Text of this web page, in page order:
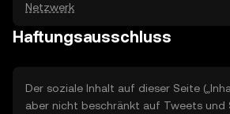
Netzwerk
Haftungsausschluss
Der soziale Inhalt auf dieser Seite
aber nicht beschränkt auf Tweets und